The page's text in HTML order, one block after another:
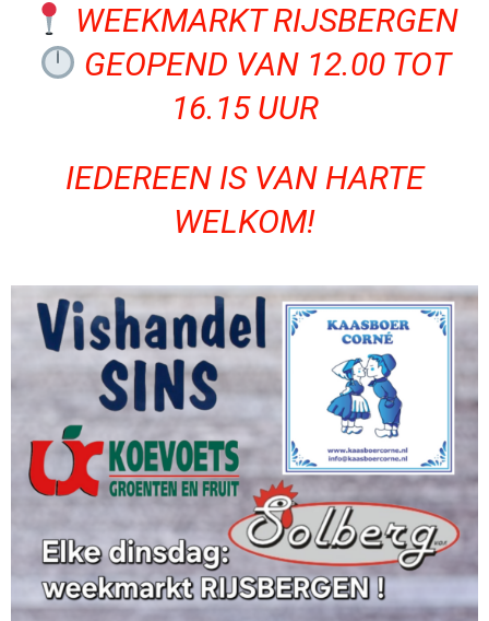
WEEKMARKT RIJSBERGEN
GEOPEND VAN 12.00 TOT
16.15 UUR
IEDEREEN IS VAN HARTE
WELKOM!